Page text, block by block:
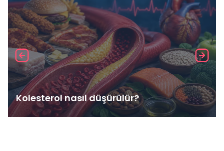
Kolesterol nasıl düşürülür?